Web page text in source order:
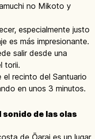
no Mikoto y
especialmente justo
es más impresionante.
salir desde una
torii.
el recinto del Santuario
en unos 3 minutos.
sonido de las olas